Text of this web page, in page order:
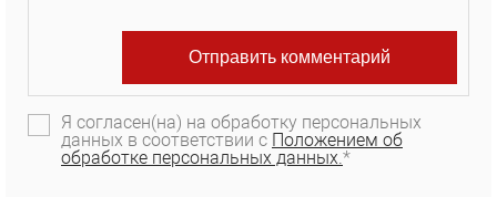
Я согласен(на) на обработку персональных
данных в соответствии с Положением об
обработке персональных данных.*